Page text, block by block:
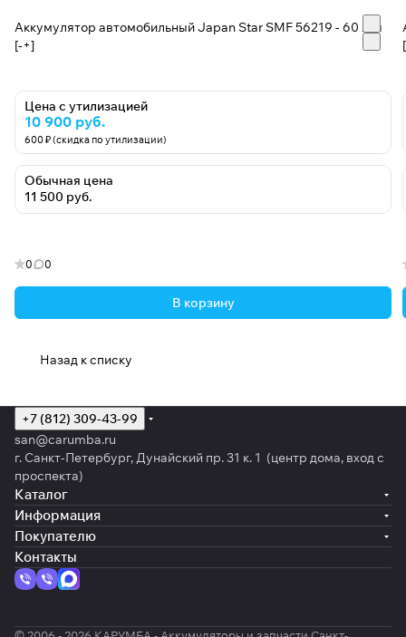
Аккумулятор автомобильный Japan Star SMF 56219 - 60 А/ч
[-+]
Цена с утилизацией
10 900 руб.
600 ₽ (скидка по утилизации)
Обычная цена
11 500 руб.
0 0
В корзину
Назад к списку
+7 (812) 309-43-99
san@carumba.ru
г. Санкт-Петербург, Дунайский пр. 31 к. 1 (центр дома, вход с
проспекта)
Каталог
Информация
Покупателю
Контакты